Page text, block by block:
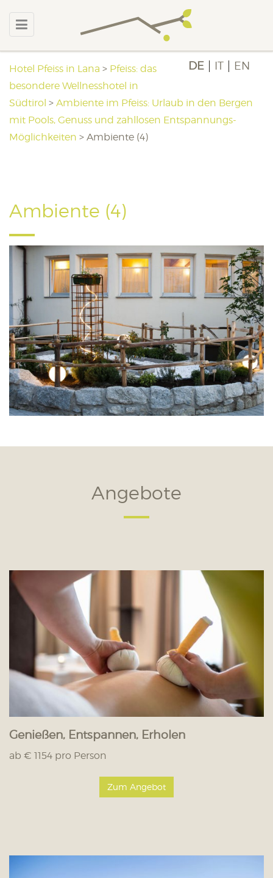
DE IT EN
Hotel Pfeiss in Lana > Pfeiss: das
besondere Wellnesshotel in
Südtirol > Ambiente im Pfeiss: Urlaub in den Bergen
mit Pools, Genuss und zahllosen Entspannungs-
Möglichkeiten > Ambiente (4)
Ambiente (4)
Angebote
Genießen, Entspannen, Erholen
ab € 1154 pro Person
Zum Angebot